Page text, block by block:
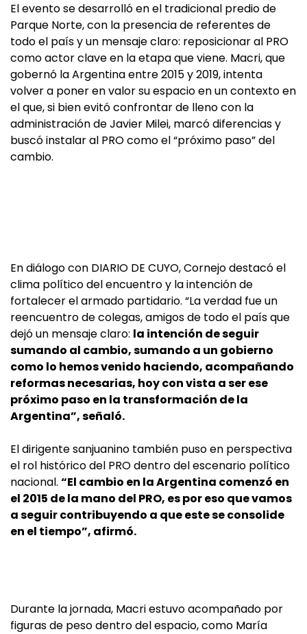
El evento se desarrolló en el tradicional predio de
Parque Norte, con la presencia de referentes de
todo el país y un mensaje claro: reposicionar al PRO
como actor clave en la etapa que viene. Macri, que
gobernó la Argentina entre 2015 y 2019, intenta
volver a poner en valor su espacio en un contexto en
el que, si bien evitó confrontar de lleno con la
administración de Javier Milei, marcó diferencias y
buscó instalar al PRO como el “próximo paso” del
cambio.
En diálogo con DIARIO DE CUYO, Cornejo destacó el
clima político del encuentro y la intención de
fortalecer el armado partidario. “La verdad fue un
reencuentro de colegas, amigos de todo el país que
dejó un mensaje claro: la intención de seguir
sumando al cambio, sumando a un gobierno
como lo hemos venido haciendo, acompañando
reformas necesarias, hoy con vista a ser ese
próximo paso en la transformación de la
Argentina”, señaló.
El dirigente sanjuanino también puso en perspectiva
el rol histórico del PRO dentro del escenario político
nacional. “El cambio en la Argentina comenzó en
el 2015 de la mano del PRO, es por eso que vamos
a seguir contribuyendo a que este se consolide
en el tiempo”, afirmó.
Durante la jornada, Macri estuvo acompañado por
figuras de peso dentro del espacio, como María